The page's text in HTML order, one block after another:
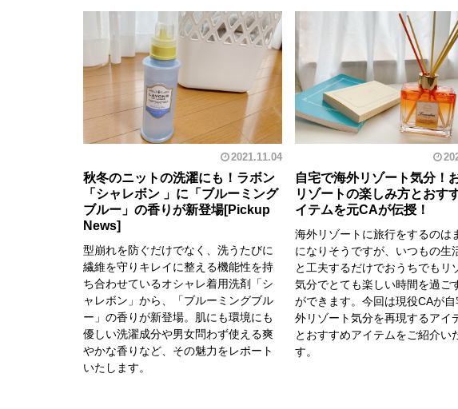
2021.11.04
秋冬のニットの洗濯にも！ラボン
「シャレボン 」に「ブルーミング
ブルー」の香りが新登場
型崩れを防ぐだけでなく、洗うたびに
繊維を守りキレイに整える機能性を持
ち合わせているオシャレ着用洗剤「シ
ャレボン」から、「ブルーミングブル
ー」の香りが新登場。肌にも環境にも
優しい洗濯成分や男女問わず使える爽
やかな香りなど、その魅力をレポート
いたします。
自宅で海外リゾート気分！
リゾートの楽しみ方とおす
イテムを元CAが伝授！
海外リゾートに旅行をするのは
になりそうですが、いつもの生
と工夫するだけでおうちでもリ
気分でとても楽しい時間を過ご
ができます。今回は現役CAが
外リゾート気分を再現するアイ
とおすすめアイテムをご紹介い
す。